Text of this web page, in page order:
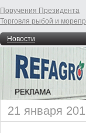
Поручения Президента
Торговля рыбой и
Новости
21 января